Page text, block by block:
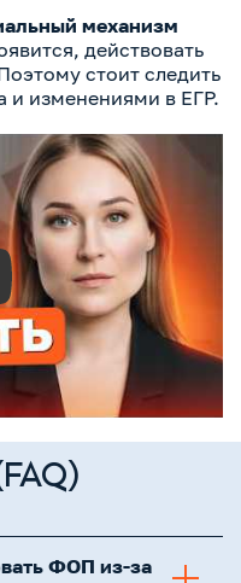
механизм
действовать
стоит следить
и изменениями в ЕГР.
ФОП из-за